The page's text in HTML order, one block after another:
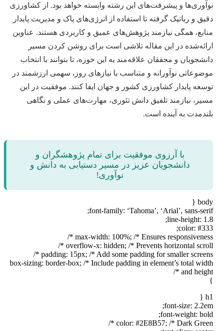
نوآوری‌ها و پیشرفت‌های این رشته وابسته خواهد بود. از کشاورزی
دقیق و رباتیک گرفته تا استفاده از انرژی‌های پاک و مدیریت پایدار
منابع، همگی نیازمند پژوهش‌های عمیق و کاربردی هستند. عناوین
ارائه‌شده در این مقاله تلاشی است برای روشن کردن مسیر
دانشجویان و محققان علاقه‌مند به این حوزه، تا بتوانند با انتخاب
موضوعاتی نوآورانه و متناسب با نیازهای روز، سهمی ارزشمند در
توسعه پایدار کشاورزی کشور و جهان ایفا کنند. موفقیت در این
مسیر، نیازمند تلفیق دانش تئوری، مهارت‌های عملی و نگاهی
بلندمدت به آینده است.
با آرزوی موفقیت برای تمام پژوهشگران و
دانشجویان عزیز در مسیر دستیابی به دانش و
نوآوری!
body {
font-family: ‘Tahoma’, ‘Arial’, sans-serif;
line-height: 1.8;
color: #333;
max-width: 100%; /* Ensures responsiveness */
overflow-x: hidden; /* Prevents horizontal scroll */
padding: 15px; /* Add some padding for smaller screens */
box-sizing: border-box; /* Include padding in element’s total width
and height */
}
h1 {
font-size: 2.2em;
font-weight: bold;
color: #2E8B57; /* Dark Green */